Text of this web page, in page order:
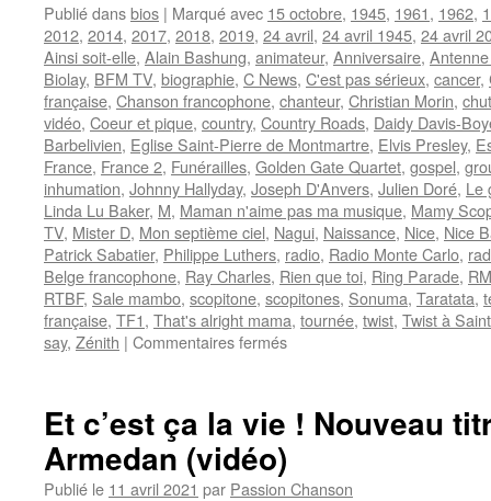
Publié dansbios | Marqué avec 15 octobre, 1945, 1961, 1962,
2012, 2014, 2017, 2018, 2019, 24 avril, 24 avril 1945, 24 avril
Ainsi soit-elle, Alain Bashung, animateur, Anniversaire,
Biolay, BFM TV, biographie, C News, C'est pas sérieux, cancer,
française, Chanson francophone, chanteur, Christian Morin,
vidéo, Coeur et pique, country, Country Roads, Daidy Davis-
Barbelivien, Eglise Saint-Pierre de Montmartre, Elvis Presley,
France, France 2, Funérailles, Golden Gate Quartet, gospel,
inhumation, Johnny Hallyday, Joseph D'Anvers, Julien Doré, Le
Linda Lu Baker, M, Maman n'aime pas ma musique, Mamy
TV, Mister D, Mon septième ciel, Nagui, Naissance, Nice, Nice
Patrick Sabatier, Philippe Luthers, radio, Radio Monte Carlo,
Belge francophone, Ray Charles, Rien que toi, Ring Parade,
RTBF, Sale mambo, scopitone, scopitones, Sonuma, Taratata,
française, TF1, That's alright mama, tournée, twist, Twist à
say, Zénith | Commentaires ferméssur
Et c’est ça la vie ! Nouveau
Armedan (vidéo)
Publié le 11 avril 2021 par Passion Chanson